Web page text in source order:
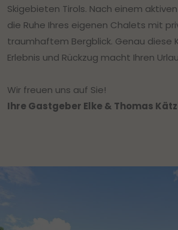
Skigebieten Tirols. Nach einem
die Ruhe Ihres eigenen Chalets mit
traumhaftem Bergblick. Genau diese
Erlebnis und Rückzug macht Ihren
Wir freuen uns auf Sie!
Ihre Gastgeber Elke & Thomas